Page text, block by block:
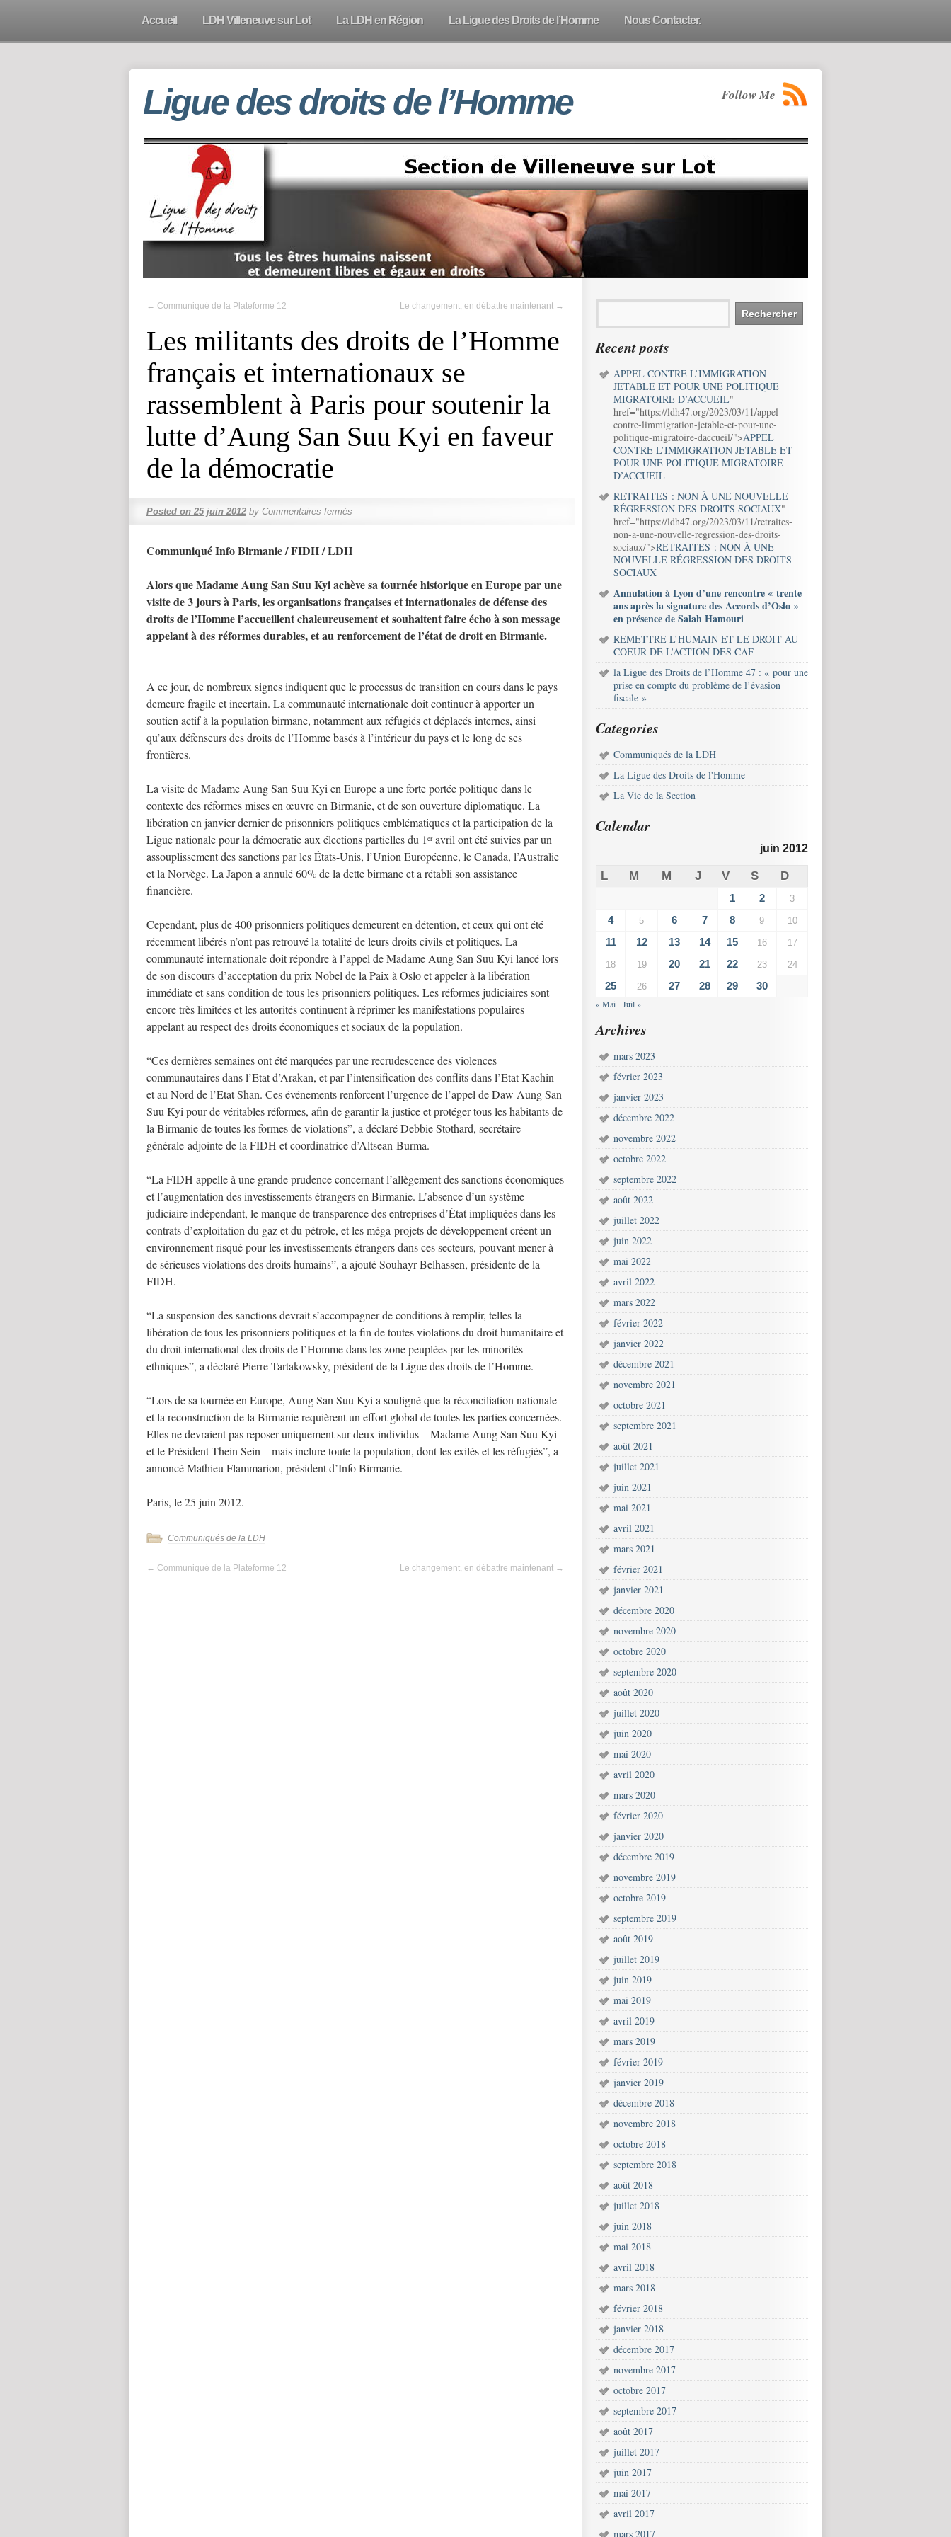
Accueil LDH Villeneuve sur Lot La LDH en Région La Ligue des Droits de l’Homme Nous Contacter.
Ligue des droits de l’Homme Follow Me
← Communiqué de la Plateforme 12 Le changement, en débattre maintenant →
Les militants des droits de l’Homme
français et internationaux se
rassemblent à Paris pour soutenir la
lutte d’Aung San Suu Kyi en faveur
de la démocratie
Posted on 25 juin 2012 by Commentaires fermés
Communiqué Info Birmanie / FIDH / LDH
Alors que Madame Aung San Suu Kyi achève sa tournée historique en Europe par une
visite de 3 jours à Paris, les organisations françaises et internationales de défense des
droits de l’Homme l’accueillent chaleureusement et souhaitent faire écho à son message
appelant à des réformes durables, et au renforcement de l’état de droit en Birmanie.
A ce jour, de nombreux signes indiquent que le processus de transition en cours dans le pays
demeure fragile et incertain. La communauté internationale doit continuer à apporter un
soutien actif à la population birmane, notamment aux réfugiés et déplacés internes, ainsi
qu’aux défenseurs des droits de l’Homme basés à l’intérieur du pays et le long de ses
frontières.
La visite de Madame Aung San Suu Kyi en Europe a une forte portée politique dans le
contexte des réformes mises en œuvre en Birmanie, et de son ouverture diplomatique. La
libération en janvier dernier de prisonniers politiques emblématiques et la participation de la
Ligue nationale pour la démocratie aux élections partielles du 1 eravril ont été suivies par un
assouplissement des sanctions par les États-Unis, l’Union Européenne, le Canada, l’Australie
et la Norvège. La Japon a annulé 60% de la dette birmane et a rétabli son assistance
financière.
Cependant, plus de 400 prisonniers politiques demeurent en détention, et ceux qui ont été
récemment libérés n’ont pas retrouvé la totalité de leurs droits civils et politiques. La
communauté internationale doit répondre à l’appel de Madame Aung San Suu Kyi lancé lors
de son discours d’acceptation du prix Nobel de la Paix à Oslo et appeler à la libération
immédiate et sans condition de tous les prisonniers politiques. Les réformes judiciaires sont
encore très limitées et les autorités continuent à réprimer les manifestations populaires
appelant au respect des droits économiques et sociaux de la population.
“Ces dernières semaines ont été marquées par une recrudescence des violences
communautaires dans l’Etat d’Arakan, et par l’intensification des conflits dans l’Etat Kachin
et au Nord de l’Etat Shan. Ces événements renforcent l’urgence de l’appel de Daw Aung San
Suu Kyi pour de véritables réformes, afin de garantir la justice et protéger tous les habitants de
la Birmanie de toutes les formes de violations”, a déclaré Debbie Stothard, secrétaire
générale-adjointe de la FIDH et coordinatrice d’Altsean-Burma.
“La FIDH appelle à une grande prudence concernant l’allègement des sanctions économiques
et l’augmentation des investissements étrangers en Birmanie. L’absence d’un système
judiciaire indépendant, le manque de transparence des entreprises d’État impliquées dans les
contrats d’exploitation du gaz et du pétrole, et les méga-projets de développement créent un
environnement risqué pour les investissements étrangers dans ces secteurs, pouvant mener à
de sérieuses violations des droits humains”, a ajouté Souhayr Belhassen, présidente de la
FIDH.
“La suspension des sanctions devrait s’accompagner de conditions à remplir, telles la
libération de tous les prisonniers politiques et la fin de toutes violations du droit humanitaire et
du droit international des droits de l’Homme dans les zone peuplées par les minorités
ethniques”, a déclaré Pierre Tartakowsky, président de la Ligue des droits de l’Homme.
“Lors de sa tournée en Europe, Aung San Suu Kyi a souligné que la réconciliation nationale
et la reconstruction de la Birmanie requièrent un effort global de toutes les parties concernées.
Elles ne devraient pas reposer uniquement sur deux individus – Madame Aung San Suu Kyi
et le Président Thein Sein – mais inclure toute la population, dont les exilés et les réfugiés”, a
annoncé Mathieu Flammarion, président d’Info Birmanie.
Paris, le 25 juin 2012.
Communiqués de la LDH
← Communiqué de la Plateforme 12 Le changement, en débattre maintenant →
Recent posts
APPEL CONTRE L’IMMIGRATION
JETABLE ET POUR UNE POLITIQUE
MIGRATOIRE D’ACCUEIL"
href="https://ldh47.org/2023/03/11/appel-
contre-limmigration-jetable-et-pour-une-
politique-migratoire-daccueil/">APPEL
CONTRE L’IMMIGRATION JETABLE ET
POUR UNE POLITIQUE MIGRATOIRE
D’ACCUEIL
RETRAITES : NON À UNE NOUVELLE
RÉGRESSION DES DROITS SOCIAUX"
href="https://ldh47.org/2023/03/11/retraites-
non-a-une-nouvelle-regression-des-droits-
sociaux/">RETRAITES : NON À UNE
NOUVELLE RÉGRESSION DES DROITS
SOCIAUX
Annulation à Lyon d’une rencontre « trente
ans après la signature des Accords d’Oslo »
en présence de Salah Hamouri
REMETTRE L’HUMAIN ET LE DROIT AU
COEUR DE L’ACTION DES CAF
la Ligue des Droits de l’Homme 47 : « pour une
prise en compte du problème de l’évasion
fiscale »
Categories
Communiqués de la LDH
La Ligue des Droits de l'Homme
La Vie de la Section
Calendar
juin 2012
L M M J V S D
1 2 3
4 5 6 7 8 9 10
11 12 13 14 15 16 17
18 19 20 21 22 23 24
25 26 27 28 29 30
« Mai Juil »
Archives
mars 2023
février 2023
janvier 2023
décembre 2022
novembre 2022
octobre 2022
septembre 2022
août 2022
juillet 2022
juin 2022
mai 2022
avril 2022
mars 2022
février 2022
janvier 2022
décembre 2021
novembre 2021
octobre 2021
septembre 2021
août 2021
juillet 2021
juin 2021
mai 2021
avril 2021
mars 2021
février 2021
janvier 2021
décembre 2020
novembre 2020
octobre 2020
septembre 2020
août 2020
juillet 2020
juin 2020
mai 2020
avril 2020
mars 2020
février 2020
janvier 2020
décembre 2019
novembre 2019
octobre 2019
septembre 2019
août 2019
juillet 2019
juin 2019
mai 2019
avril 2019
mars 2019
février 2019
janvier 2019
décembre 2018
novembre 2018
octobre 2018
septembre 2018
août 2018
juillet 2018
juin 2018
mai 2018
avril 2018
mars 2018
février 2018
janvier 2018
décembre 2017
novembre 2017
octobre 2017
septembre 2017
août 2017
juillet 2017
juin 2017
mai 2017
avril 2017
mars 2017